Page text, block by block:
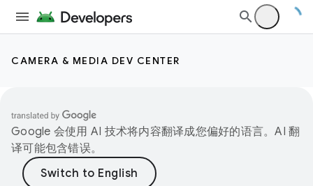
CAMERA & MEDIA DEV CENTER
Google 会使用 AI 技术将内容翻译成您偏好的语言。AI 翻
译可能包含错误。